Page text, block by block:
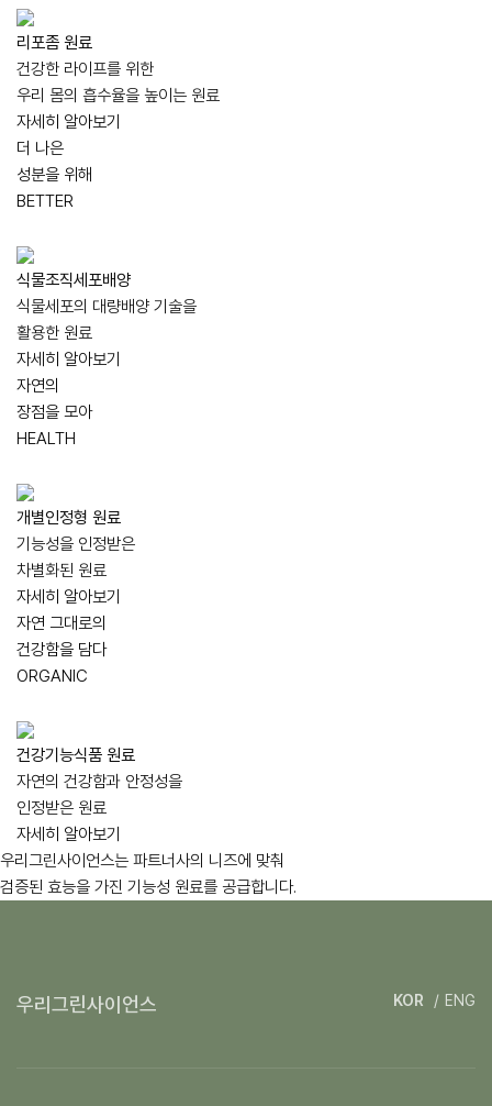
리포좀 원료
건강한 라이프를 위한
우리 몸의 흡수율을 높이는 원료
자세히 알아보기
더 나은
성분을 위해
BETTER
식물조직세포배양
식물세포의 대량배양 기술을
활용한 원료
자세히 알아보기
자연의
장점을 모아
HEALTH
개별인정형 원료
기능성을 인정받은
차별화된 원료
자세히 알아보기
자연 그대로의
건강함을 담다
ORGANIC
건강기능식품 원료
자연의 건강함과 안정성을
인정받은 원료
자세히 알아보기
우리그린사이언스는 파트너사의 니즈에 맞춰
검증된 효능을 가진 기능성 원료를 공급합니다.
우리그린사이언스 KOR ENG